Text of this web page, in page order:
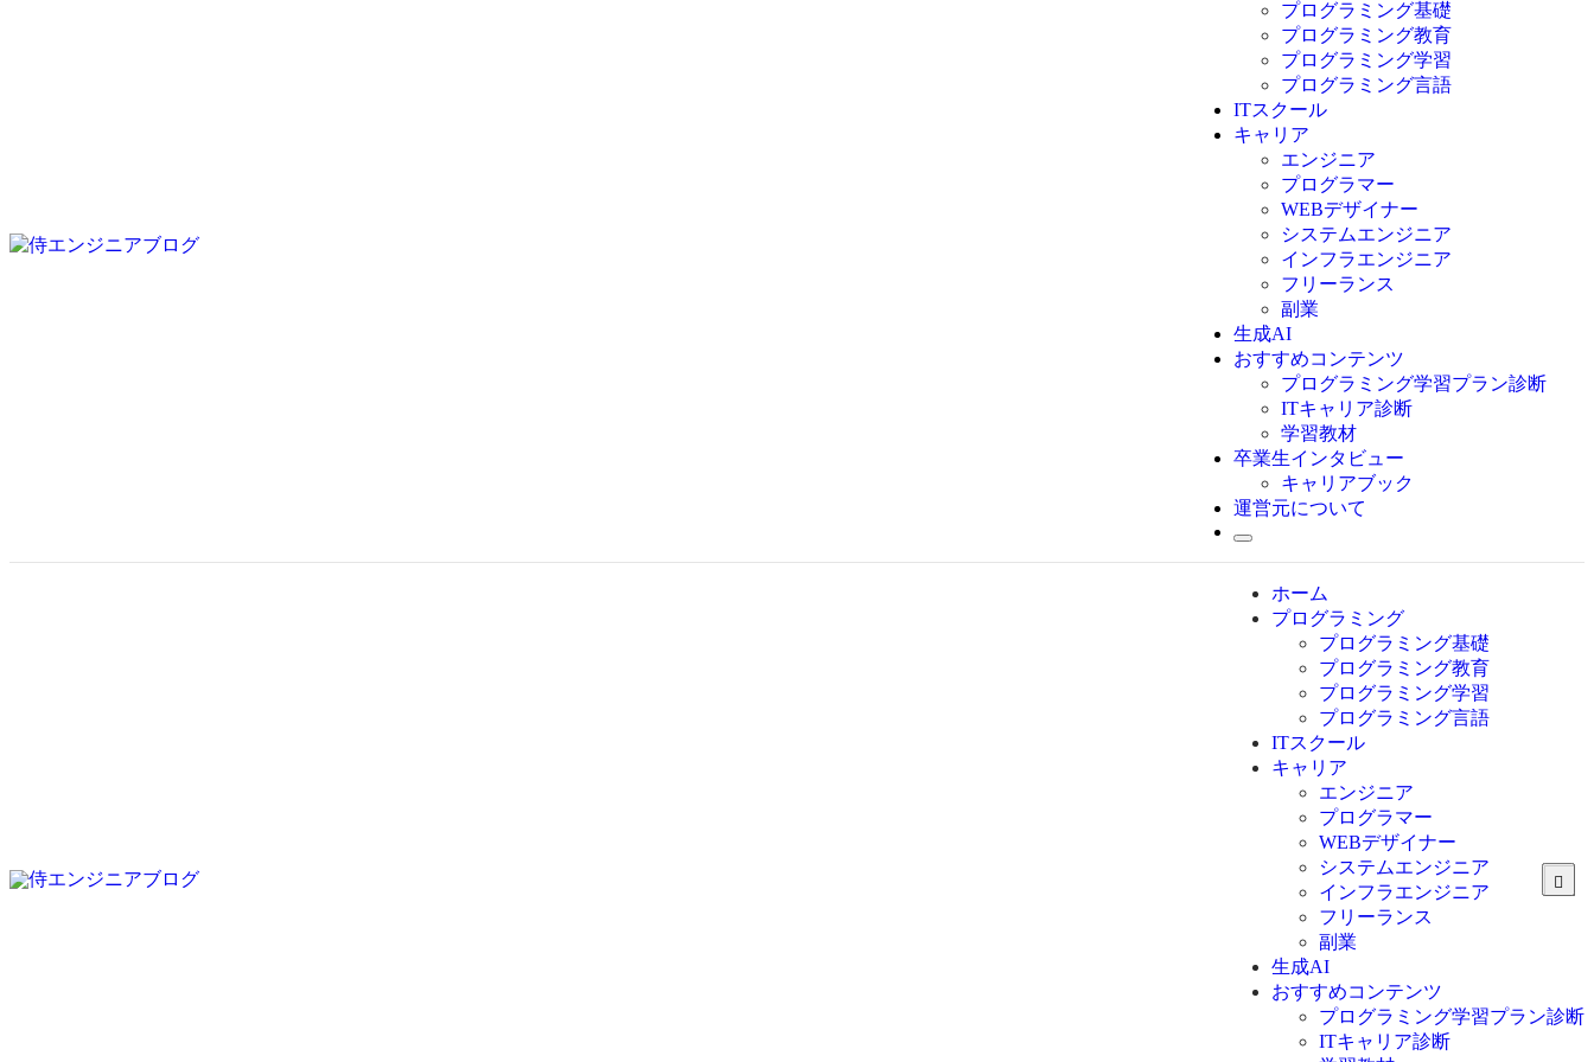
プログラミング基礎
プログラミング教育
プログラミング学習
プログラミング言語
C言語
C#
VBA
Go言語
Kotlin
Java
JavaScript
Swift
Ruby
その他言語
ITスクール
キャリア
エンジニア
プログラマー
WEBデザイナー
システムエンジニア
インフラエンジニア
フリーランス
副業
生成AI
おすすめコンテンツ
プログラミング学習プラン診断
ITキャリア診断
学習教材
卒業生インタビュー
キャリアブック
運営元について
ホーム
プログラミング
プログラミング基礎
プログラミング教育
プログラミング学習
プログラミング言語
C言語
C#
VBA
Go言語
Kotlin
Java
JavaScript
Swift
Ruby
その他言語
ITスクール
キャリア
エンジニア
プログラマー
WEBデザイナー
システムエンジニア
インフラエンジニア
フリーランス
副業
生成AI
おすすめコンテンツ
プログラミング学習プラン診断
ITキャリア診断